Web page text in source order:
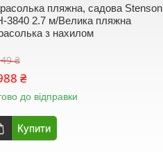
пляжна, садова Stenson
3840 2.7 м/Велика пляжна
з нахилом
₴
₴
до відправки
Купити